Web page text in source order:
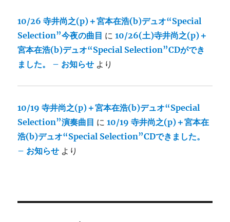
10/26 寺井尚之(p)＋宮本在浩(b)デュオ“Special
Selection”今夜の曲目 に10/26(土)寺井尚之(p)＋
宮本在浩(b)デュオ“Special Selection”CDができ
ました。 – お知らせ より
10/19 寺井尚之(p)＋宮本在浩(b)デュオ“Special
Selection”演奏曲目 に10/19 寺井尚之(p)＋宮本在
浩(b)デュオ“Special Selection”CDできました。
– お知らせ より